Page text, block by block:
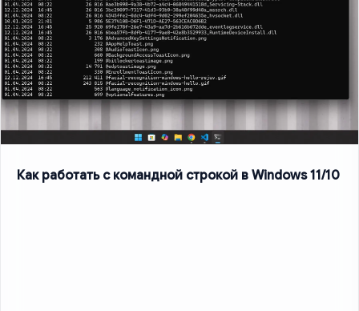
Как работать с командной строкой в Windows 11/10